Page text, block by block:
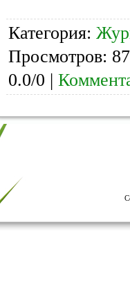
Категория:
Просмотров:
0.0/0 |